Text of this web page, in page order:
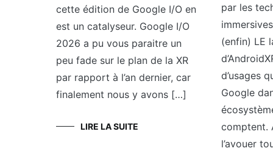
cette édition de Google I/O en
est un catalyseur. Google I/O
2026 a pu vous paraitre un
peu fade sur le plan de la XR
par rapport à l’an dernier, car
finalement nous y avons […]
LIRE LA SUITE
par les
(enfin) LE
d’usages
Google
comptent.
l’avouer